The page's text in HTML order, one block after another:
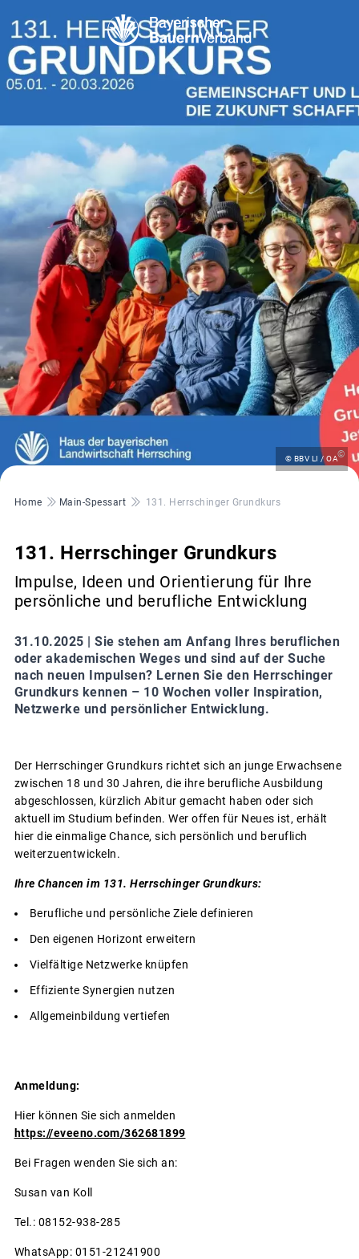
© BBV LI / OA©
Pfadnavigation
Home Main-Spessart 131. Herrschinger Grundkurs
131. Herrschinger Grundkurs
Impulse, Ideen und Orientierung für Ihre
persönliche und berufliche Entwicklung
31.10.2025 | Sie stehen am Anfang Ihres beruflichen
oder akademischen Weges und sind auf der Suche
nach neuen Impulsen? Lernen Sie den Herrschinger
Grundkurs kennen – 10 Wochen voller Inspiration,
Netzwerke und persönlicher Entwicklung.
Der Herrschinger Grundkurs richtet sich an junge Erwachsene
zwischen 18 und 30 Jahren, die ihre berufliche Ausbildung
abgeschlossen, kürzlich Abitur gemacht haben oder sich
aktuell im Studium befinden. Wer offen für Neues ist, erhält
hier die einmalige Chance, sich persönlich und beruflich
weiterzuentwickeln.
Ihre Chancen im 131. Herrschinger Grundkurs:
Berufliche und persönliche Ziele definieren
Den eigenen Horizont erweitern
Vielfältige Netzwerke knüpfen
Effiziente Synergien nutzen
Allgemeinbildung vertiefen
Anmeldung:
Hier können Sie sich anmelden
https://eveeno.com/362681899
Bei Fragen wenden Sie sich an:
Susan van Koll
Tel.: 08152-938-285
WhatsApp: 0151-21241900